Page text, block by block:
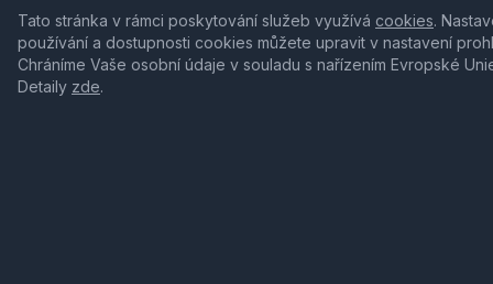
Tato stránka v rámci poskytování služeb využívá cookies.
používání a dostupnosti cookies můžete upravit v nastavení
Chráníme Vaše osobní údaje v souladu s nařízením Evropské
Detaily zde.